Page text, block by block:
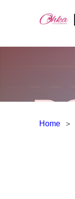
Home ＞